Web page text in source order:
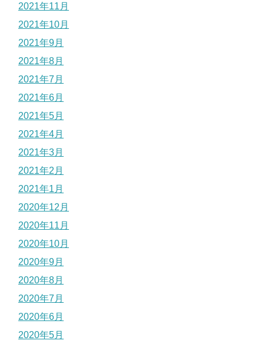
2021年11月
2021年10月
2021年9月
2021年8月
2021年7月
2021年6月
2021年5月
2021年4月
2021年3月
2021年2月
2021年1月
2020年12月
2020年11月
2020年10月
2020年9月
2020年8月
2020年7月
2020年6月
2020年5月